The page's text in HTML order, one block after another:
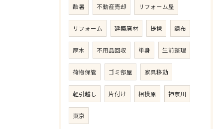
酷暑 不動産売却 リフォーム屋
リフォーム 建築廃材 提携 調布
厚木 不用品回収 単身 生前整理
荷物保管 ゴミ部屋 家具移動
軽引越し 片付け 相模原 神奈川
東京